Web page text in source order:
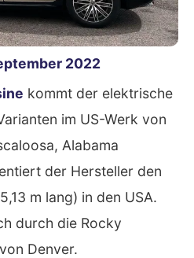
2022
kommt der elektrische
im US-Werk von
Alabama
der Hersteller den
m lang) in den USA.
durch die Rocky
Denver.